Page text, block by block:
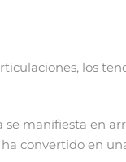
los
manifiesta en
convertido en